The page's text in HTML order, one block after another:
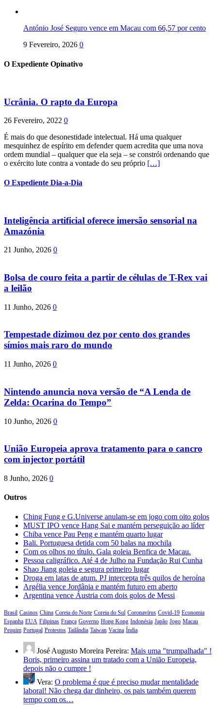
António José Seguro vence em Macau com 66,57 por cento
9 Fevereiro, 2026 0
O Expediente Opinativo
Ucrânia. O rapto da Europa
26 Fevereiro, 2022 0
É mais do que desonestidade intelectual. Há uma qualquer
mesquinhez de espírito em defender quem acredita que uma nova
ordem mundial – qualquer que ela seja – se constrói ordenando que
o exército lute contra a vontade do seu próprio […]
O Expediente Dia-a-Dia
Inteligência artificial oferece imersão sensorial na
Amazónia
21 Junho, 2026 0
Bolsa de couro feita a partir de células de T-Rex vai
a leilão
11 Junho, 2026 0
Tempestade dizimou dez por cento dos grandes
símios mais raro do mundo
11 Junho, 2026 0
Nintendo anuncia nova versão de “A Lenda de
Zelda: Ocarina do Tempo”
10 Junho, 2026 0
União Europeia aprova tratamento para o cancro
com injector portátil
8 Junho, 2026 0
Outros
Ching Fung e G.Universe anulam-se em jogo com oito golos
MUST IPO vence Hang Sai e mantém perseguição ao líder
Chiba vence Pau Peng e mantém quarto lugar
Bali. Portuguesa detida com 50 balas na mochila
Com os olhos no título. Gala goleia Benfica de Macau.
Pessoa caligráfico. Até 4 de Julho na Fundação Rui Cunha
Shao Jiang goleia e segura primeiro lugar
Droga em latas de atum. PJ intercepta três quilos de heroína
Argélia vence Jordânia e mantém futuro em aberto
Argentina vence Áustria com dois golos de Messi
Brasil Casinos China Coreia do Norte Coreia do Sul Coronavírus Covid-19 Economia
Espanha EUA Filipinas França Governo Hong Kong Indonésia Japão Jogo Macau
Pequim Portugal Protestos Tailândia Taiwan Vacina Índia
José Augusto Moreira Pereira: Mais uma "trumpalhada" !
Boris, primeiro assina um tratado com a União Europeia,
depois não o cumpre !
Vera: O problema é que é preciso mudar mentalidade
laboral! Não chega dar dinheiro, os pais também querem
tempo com os…